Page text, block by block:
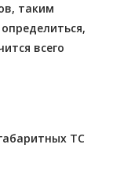
таким
всего
ТС